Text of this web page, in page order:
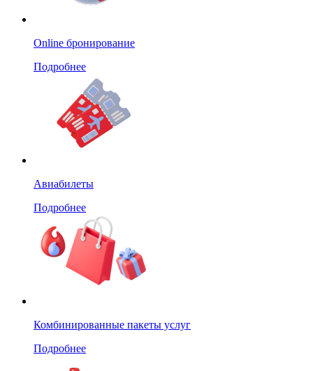
Online бронирование
Подробнее
Авиабилеты
Подробнее
Комбинированные пакеты услуг
Подробнее